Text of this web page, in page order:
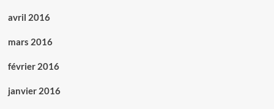
avril 2016
mars 2016
février 2016
janvier 2016